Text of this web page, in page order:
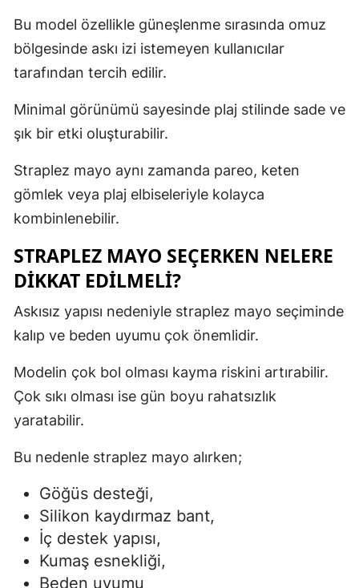
Bu model özellikle güneşlenme sırasında omuz
bölgesinde askı izi istemeyen kullanıcılar
tarafından tercih edilir.
Minimal görünümü sayesinde plaj stilinde sade ve
şık bir etki oluşturabilir.
Straplez mayo aynı zamanda pareo, keten
gömlek veya plaj elbiseleriyle kolayca
kombinlenebilir.
STRAPLEZ MAYO SEÇERKEN NELERE
DIKKAT EDILMELI?
Askısız yapısı nedeniyle straplez mayo seçiminde
kalıp ve beden uyumu çok önemlidir.
Modelin çok bol olması kayma riskini artırabilir.
Çok sıkı olması ise gün boyu rahatsızlık
yaratabilir.
Bu nedenle straplez mayo alırken;
Göğüs desteği,
Silikon kaydırmaz bant,
İç destek yapısı,
Kumaş esnekliği,
Beden uyumu